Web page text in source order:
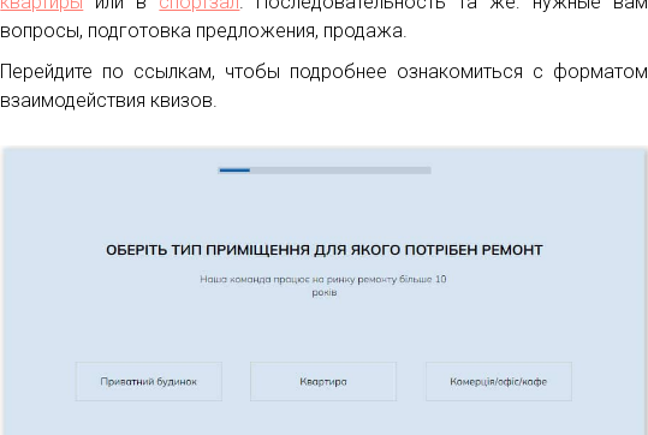
вопросы, подготовка предложения, продажа.
Перейдите по ссылкам, чтобы подробнее ознакомиться с форматом
взаимодействия квизов.